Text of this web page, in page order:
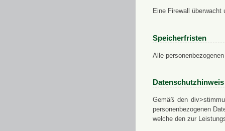
Eine Firewall
Speicherfristen
Alle
Datenschutzhinweis
Gemäß den
personenbezogenen
welche den zur